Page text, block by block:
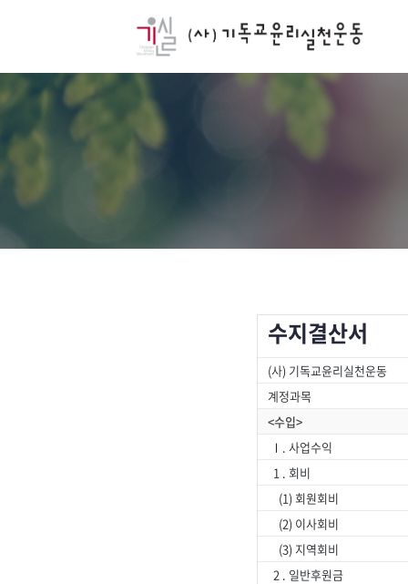
수지결산서
(사) 기독교윤리실천운동
계정과목
<수입>
Ⅰ. 사업수익
1 . 회비
(1) 회원회비
(2) 이사회비
(3) 지역회비
2 . 일반후원금